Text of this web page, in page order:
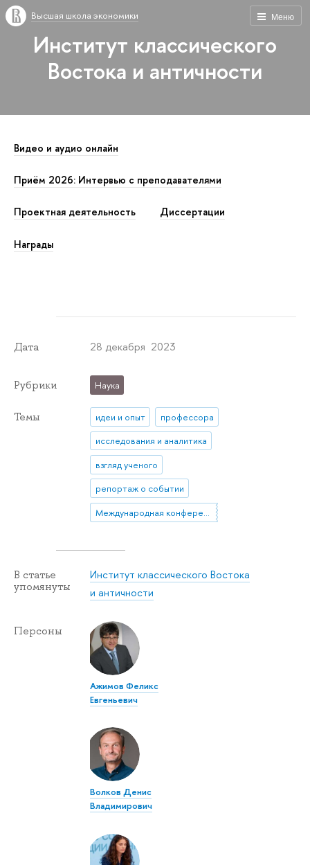
Меню
Высшая школа экономики
Институт классического
Востока и античности
Видео и аудио онлайн
Приём 2026: Интервью с преподавателями
Проектная деятельность Диссертации
Награды
Дата 28 декабря 2023
Рубрики Наука
Темы идеи и опыт
профессора
исследования и аналитика
взгляд ученого
репортаж о событии
Международная конференция
В статье
упомянуты
Институт классического Востока
и античности
Персоны
Ажимов Феликс
Евгеньевич
Волков Денис
Владимирович